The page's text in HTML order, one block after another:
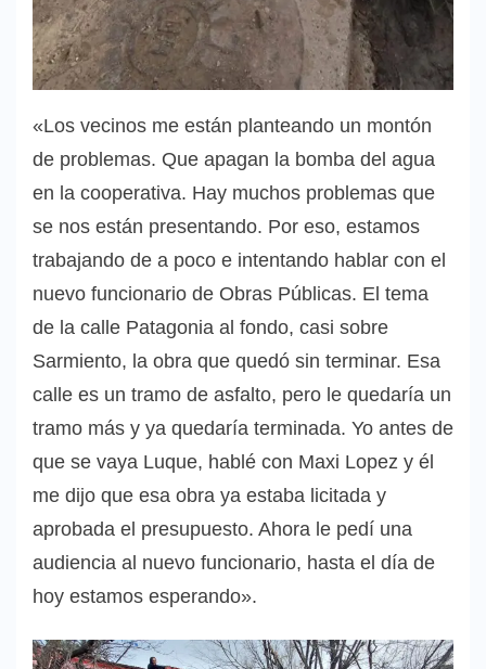
«Los vecinos me están planteando un montón
de problemas. Que apagan la bomba del agua
en la cooperativa. Hay muchos problemas que
se nos están presentando. Por eso, estamos
trabajando de a poco e intentando hablar con el
nuevo funcionario de Obras Públicas. El tema
de la calle Patagonia al fondo, casi sobre
Sarmiento, la obra que quedó sin terminar. Esa
calle es un tramo de asfalto, pero le quedaría un
tramo más y ya quedaría terminada. Yo antes de
que se vaya Luque, hablé con Maxi Lopez y él
me dijo que esa obra ya estaba licitada y
aprobada el presupuesto. Ahora le pedí una
audiencia al nuevo funcionario, hasta el día de
hoy estamos esperando».